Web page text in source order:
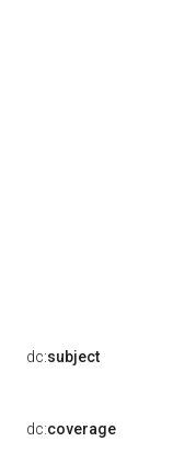
dc:subject
dc:coverage